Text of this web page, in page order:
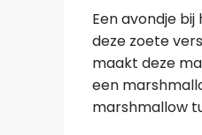
Een avondje
deze zoete
maakt deze
een
marshmallow